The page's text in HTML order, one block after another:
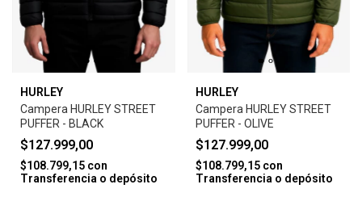
HURLEY
Campera HURLEY STREET
PUFFER - BLACK
$127.999,00
$108.799,15 con
Transferencia o depósito
HURLEY
Campera HURLEY STREET
PUFFER - OLIVE
$127.999,00
$108.799,15 con
Transferencia o depósito